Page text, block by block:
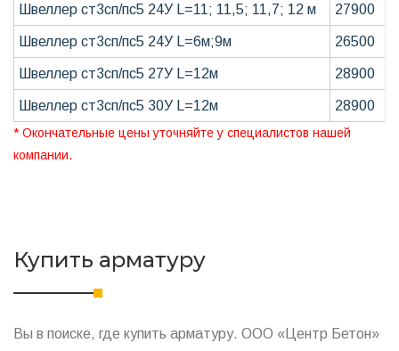
Швеллер ст3сп/пс5 24У L=11; 11,5; 11,7; 12 м 27900
Швеллер ст3сп/пс5 24У L=6м;9м 26500
Швеллер ст3сп/пс5 27У L=12м 28900
Швеллер ст3сп/пс5 30У L=12м 28900
* Окончательные цены уточняйте у специалистов нашей
компании.
Купить арматуру
Вы в поиске, где купить арматуру. ООО «Центр Бетон»